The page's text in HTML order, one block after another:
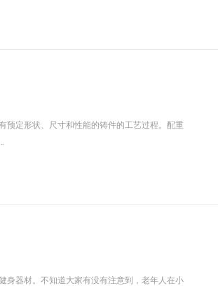
预定形状、尺寸和性能的铸件的工艺过程。配重
身器材。不知道大家有没有注意到，老年人在小